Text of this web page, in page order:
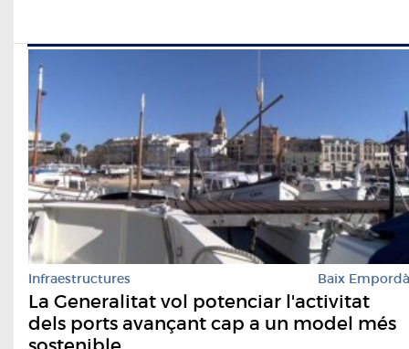
Infraestructures Baix Empordà
La Generalitat vol potenciar l'activitat
dels ports avançant cap a un model més